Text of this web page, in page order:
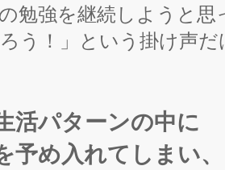
勉強を継続しようと思
う！」という掛け声
活パターンの中に
予め入れてしまい、